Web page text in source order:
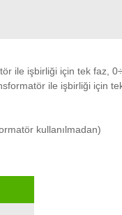
ile işbirliği için tek faz,
ile işbirliği için
kullanılmadan)